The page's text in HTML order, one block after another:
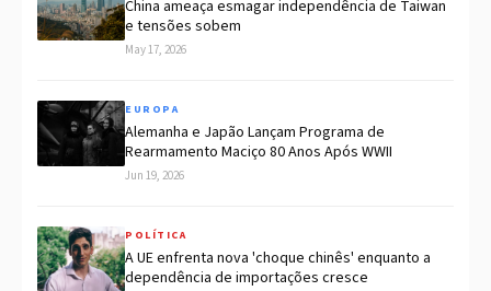
China ameaça esmagar independência de Taiwan
e tensões sobem
May 17, 2026
EUROPA
Alemanha e Japão Lançam Programa de
Rearmamento Maciço 80 Anos Após WWII
Jun 19, 2026
POLÍTICA
A UE enfrenta nova 'choque chinês' enquanto a
dependência de importações cresce